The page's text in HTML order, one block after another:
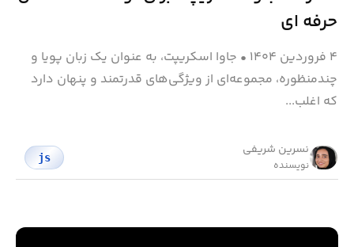
حرفه‌ ای
۴ فروردین ۱۴۰۴ • جاوا اسکریپت، به عنوان یک زبان پویا و
چندمنظوره، مجموعه‌ای از ویژگی‌های قدرتمند و پنهان دارد
که اغلب...
نسرین شریفی
نویسنده
js